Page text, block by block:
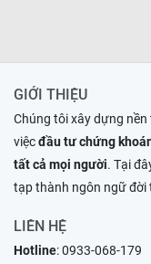
GIỚI THIỆU
Chúng tôi xây dựng
việcđầu tư chứng
tất cả mọi người. Tại
tạp thành ngôn ngữ đời
LIÊN HỆ
Hotline:0933-068-179